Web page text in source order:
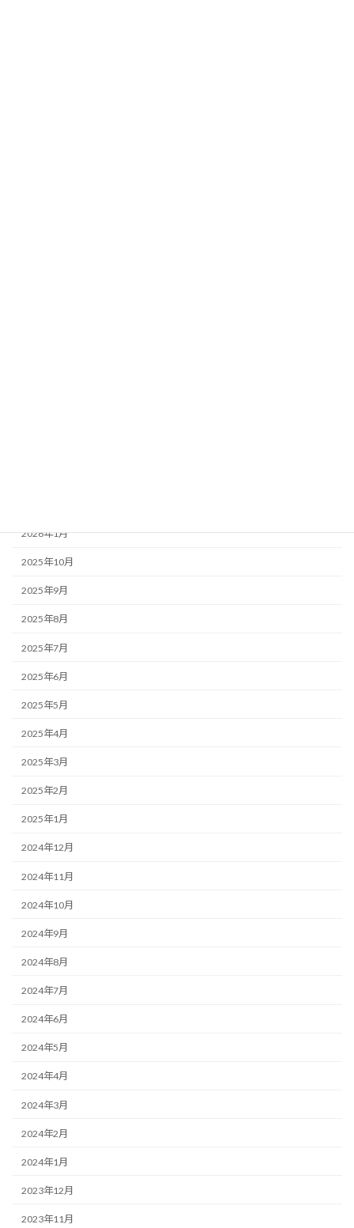
2026年1月
2025年10月
2025年9月
2025年8月
2025年7月
2025年6月
2025年5月
2025年4月
2025年3月
2025年2月
2025年1月
2024年12月
2024年11月
2024年10月
2024年9月
2024年8月
2024年7月
2024年6月
2024年5月
2024年4月
2024年3月
2024年2月
2024年1月
2023年12月
2023年11月